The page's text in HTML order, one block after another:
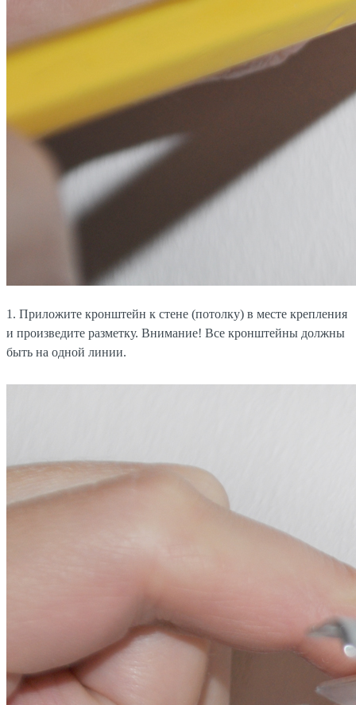
1. Приложите кронштейн к стене (потолку) в месте крепления
и произведите разметку. Внимание! Все кронштейны должны
быть на одной линии.